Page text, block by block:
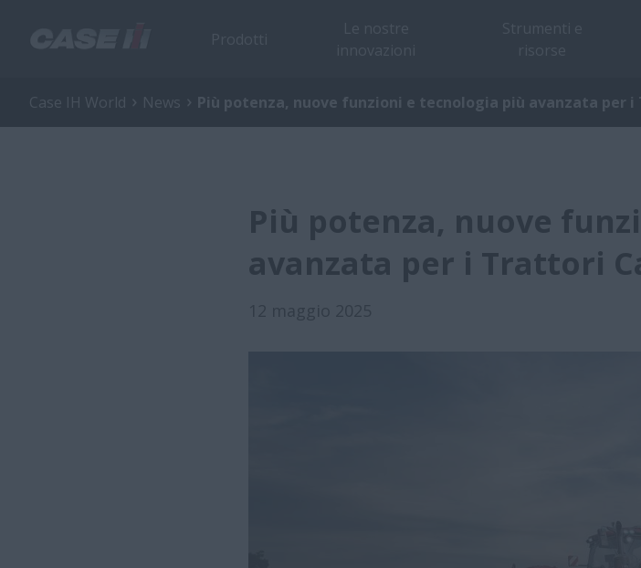
Case IH World News Più potenza, nuove funzioni e tecnologia più avanzata per i
Più potenza, nuove
avanzata per i Trattori